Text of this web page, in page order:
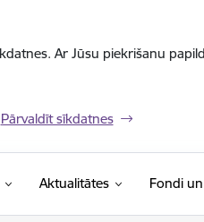
Ar Jūsu piekrišanu
Pārvaldīt sīkdatnes
Aktualitātes Fondi